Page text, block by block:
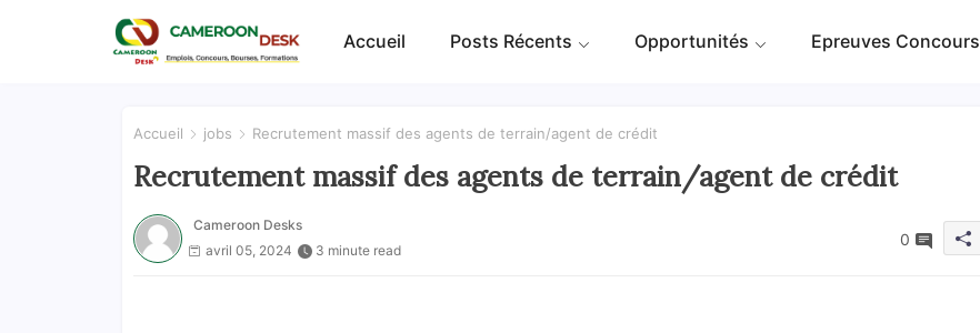
Accueil Posts Récents Opportunités Epreuves Concours
Accueil jobs Recrutement massif des agents de terrain/agent de crédit
Recrutement massif des agents de terrain/agent de crédit
Cameroon Desks
avril 05, 2024
3 minute read
0